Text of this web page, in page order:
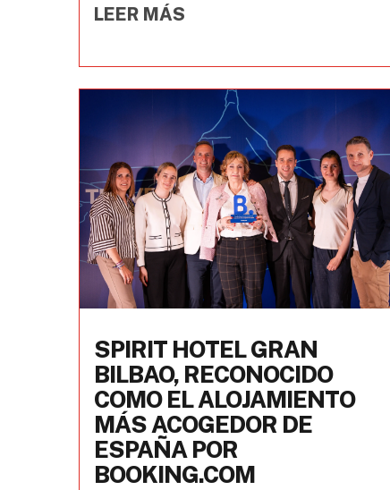
LEER MÁS
SPIRIT HOTEL GRAN
BILBAO, RECONOCIDO
COMO EL ALOJAMIENTO
MÁS ACOGEDOR DE
ESPAÑA POR
BOOKING.COM